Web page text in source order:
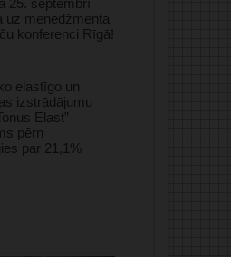
uz menedžmenta
konferenci Rīgā!
elastīgo un
izstrādājumu
Elast”
pērn
par 21,1%